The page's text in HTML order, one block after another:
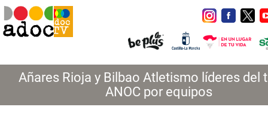
Añares Rioja y Bilbao Atletismo líderes del
ANOC por equipos